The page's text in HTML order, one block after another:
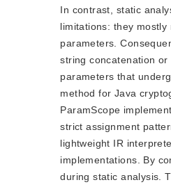
In contrast, static
limitations: they
parameters.
string concatenation
parameters that
method for Java
ParamScope
strict assignment
lightweight IR
implementations. By
during static analysis.